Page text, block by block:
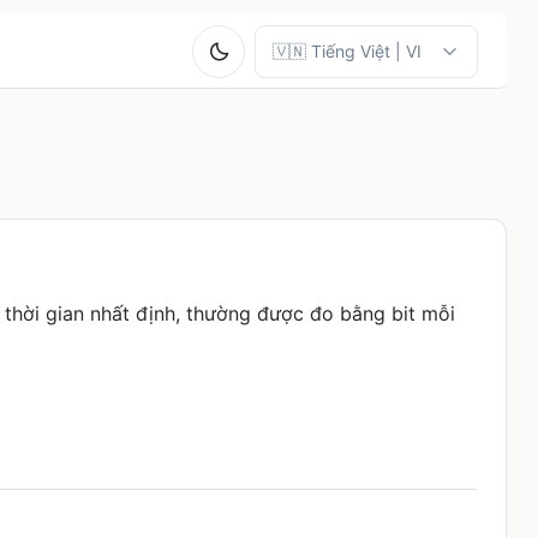
gian nhất định, thường được đo bằng bit mỗi